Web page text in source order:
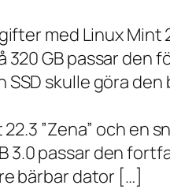
med Linux Mint
GB passar den
skulle göra
”Zena” och en
3.0 passar den
bärbar dator […]